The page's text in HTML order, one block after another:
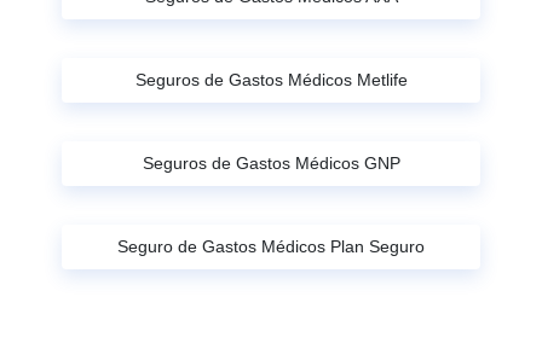
Seguros de Gastos Médicos Metlife
Seguros de Gastos Médicos GNP
Seguro de Gastos Médicos Plan Seguro